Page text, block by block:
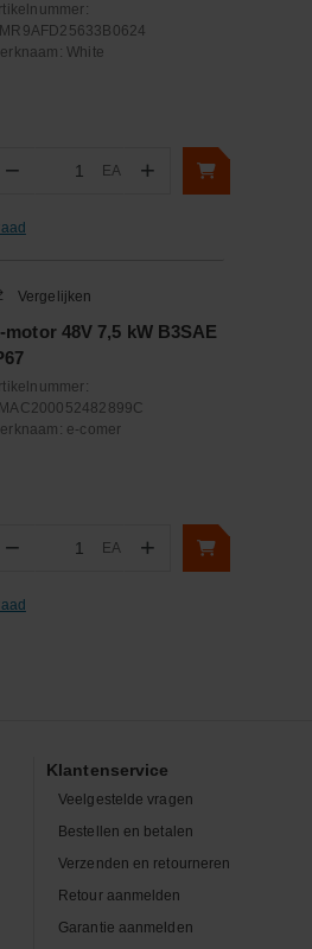
White
− Aantal
EA +
Vergelijken
motor 48V 7,5 kW B3SAE
e-comer
− Aantal
EA +
Klantenservice
Veelgestelde vragen
Bestellen en betalen
Verzenden en retourneren
Retour aanmelden
Garantie aanmelden